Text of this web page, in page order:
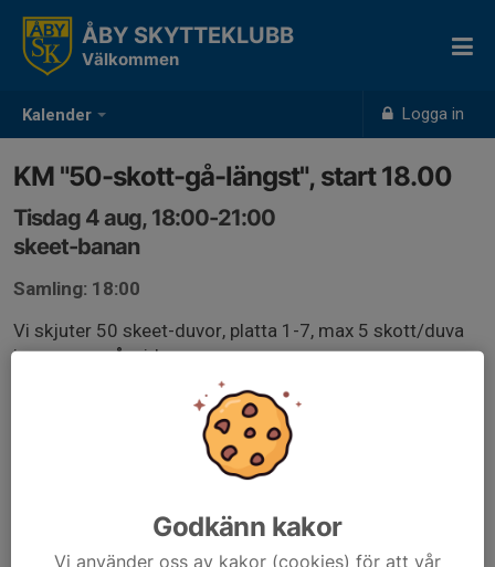
Kalender Logga in
ÅBY SKYTTEKLUBB
Välkommen
KM "50-skott-gå-längst", start 18.00
Tisdag 4 aug, 18:00-21:00
skeet-banan
Samling: 18:00
Vi skjuter 50 skeet-duvor, platta 1-7, max 5 skott/duva
innan man går vidare.
Den som tar sig längst vinner
Godkänn kakor
Vi använder oss av kakor (cookies) för att vår